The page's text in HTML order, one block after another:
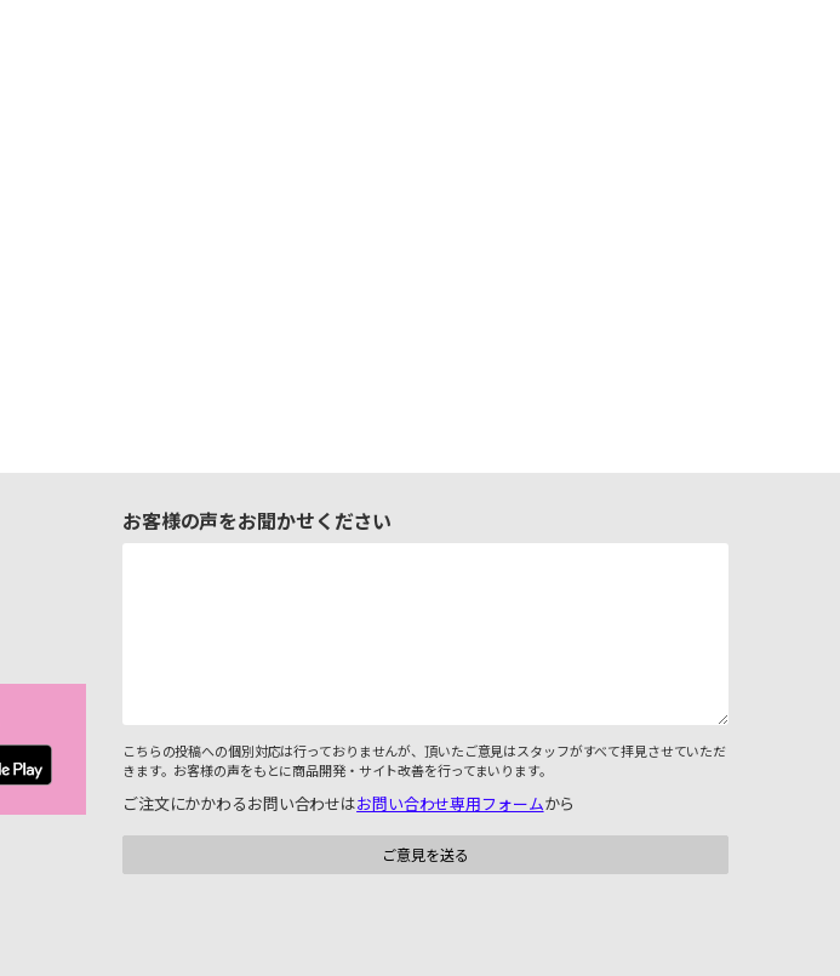
お客様の声をお聞かせください
こちらの投稿への個別対応は行っておりませんが、頂いたご意見はスタッフがすべて拝見させていただ
きます。お客様の声をもとに商品開発・サイト改善を行ってまいります。
ご注文にかかわるお問い合わせはお問い合わせ専用フォームから